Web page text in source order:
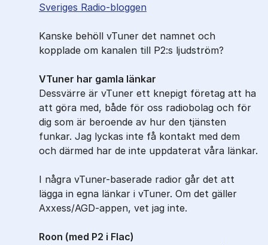
Sveriges Radio-bloggen
Kanske behöll vTuner det namnet och
kopplade om kanalen till P2:s ljudström?
VTuner har gamla länkar
Dessvärre är vTuner ett knepigt företag att ha
att göra med, både för oss radiobolag och för
dig som är beroende av hur den tjänsten
funkar. Jag lyckas inte få kontakt med dem
och därmed har de inte uppdaterat våra länkar.
I några vTuner-baserade radior går det att
lägga in egna länkar i vTuner. Om det gäller
Axxess/AGD-appen, vet jag inte.
Roon (med P2 i Flac)